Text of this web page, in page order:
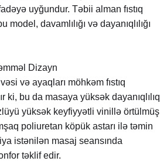
uyğundur. Təbii alman fıstıq
model, davamlılığı və dayanıqlılığı
Dizayn
və ayaqları möhkəm fıstıq
ki, bu da masaya yüksək dayanıqlılıq
yüksək keyfiyyətli vinillə örtülmüş
poliuretan köpük astarı ilə təmin
istənilən masaj seansında
təklif edir.